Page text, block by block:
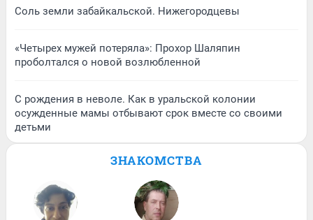
Соль земли забайкальской. Нижегородцевы
«Четырех мужей потеряла»: Прохор Шаляпин
проболтался о новой возлюбленной
С рождения в неволе. Как в уральской колонии
осужденные мамы отбывают срок вместе со своими
детьми
ЗНАКОМСТВА